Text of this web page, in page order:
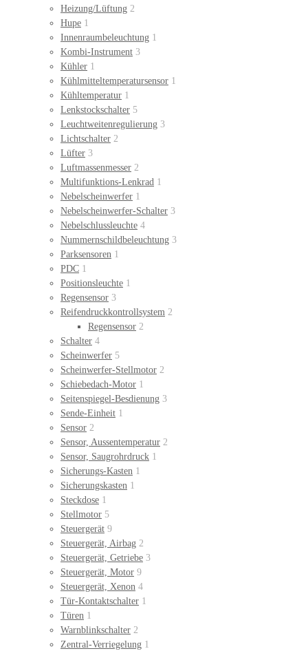
Heizung/Lüftung 2
Hupe 1
Innenraumbeleuchtung 1
Kombi-Instrument 3
Kühler 1
Kühlmitteltemperatursensor 1
Kühltemperatur 1
Lenkstockschalter 5
Leuchtweitenregulierung 3
Lichtschalter 2
Lüfter 3
Luftmassenmesser 2
Multifunktions-Lenkrad 1
Nebelscheinwerfer 1
Nebelscheinwerfer-Schalter 3
Nebelschlussleuchte 4
Nummernschildbeleuchtung 3
Parksensoren 1
PDC 1
Positionsleuchte 1
Regensensor 3
Reifendruckkontrollsystem 2
Regensensor 2
Schalter 4
Scheinwerfer 5
Scheinwerfer-Stellmotor 2
Schiebedach-Motor 1
Seitenspiegel-Besdienung 3
Sende-Einheit 1
Sensor 2
Sensor, Aussentemperatur 2
Sensor, Saugrohrdruck 1
Sicherungs-Kasten 1
Sicherungskasten 1
Steckdose 1
Stellmotor 5
Steuergerät 9
Steuergerät, Airbag 2
Steuergerät, Getriebe 3
Steuergerät, Motor 9
Steuergerät, Xenon 4
Tür-Kontaktschalter 1
Türen 1
Warnblinkschalter 2
Zentral-Verriegelung 1